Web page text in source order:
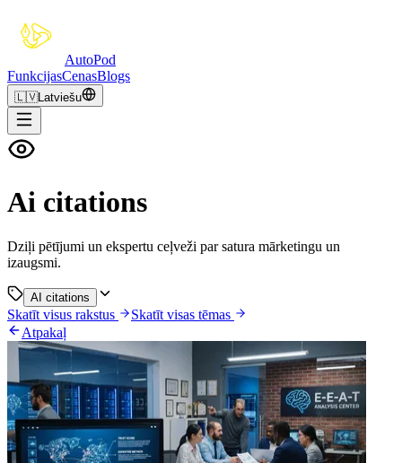
AutoPod
FunkcijasCenasBlogs
🇱🇻Latviešu
Ai citations
Dziļi pētījumi un ekspertu ceļveži par satura mārketingu un
izaugsmi.
AI citations
Skatīt visus rakstus
Skatīt visas tēmas
Atpakaļ